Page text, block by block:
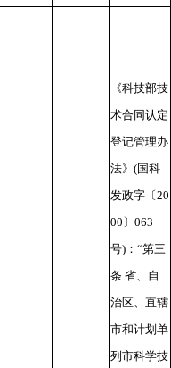
《科技部技
术合同认定
登记管理办
法》(国科
发政字〔20
00〕063
号)：“第三
条 省、自
治区、直辖
市和计划单
列市科学技